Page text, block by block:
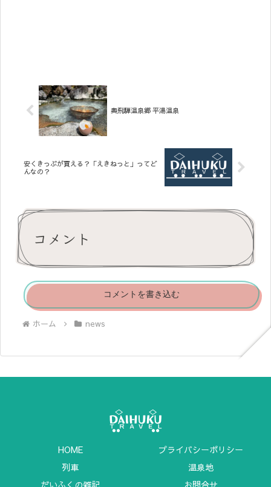
奥飛騨温泉郷 平湯温泉
安くきっぷが買える？「えきねっと」ってど
んなの？
コメント
コメントを書き込む
ホーム news
HOME
プライバシーポリシー
列車
温泉地